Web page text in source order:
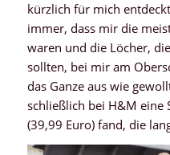
kürzlich für mich
immer, dass mir die
waren und die Löcher,
sollten, bei mir am
das Ganze aus wie
schließlich bei H&M eine
(39,99 Euro) fand, die